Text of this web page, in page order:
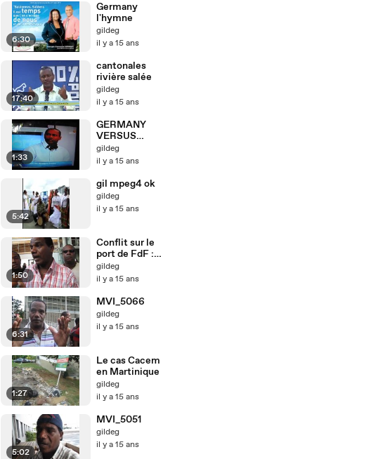
6:30
Germany
l'hymne
gildeg
il y a 15 ans
17:40
cantonales
rivière salée
gildeg
il y a 15 ans
1:33
GERMANY
VERSUS
ROBIN : LES
EX PAY AMI
gildeg
il y a 15 ans
5:42
gil mpeg4 ok
gildeg
il y a 15 ans
1:50
Conflit sur le
port de FdF : "
Ce sera la
guerre..."
gildeg
il y a 15 ans
6:31
MVI_5066
gildeg
il y a 15 ans
1:27
Le cas Cacem
en Martinique
gildeg
il y a 15 ans
5:02
MVI_5051
gildeg
il y a 15 ans